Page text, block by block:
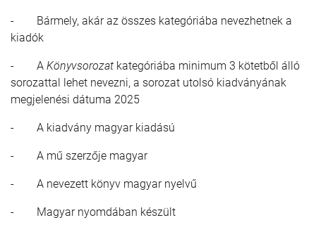
- Bármely, akár az összes kategóriába nevezhetnek a
kiadók
- A Könyvsorozat kategóriába minimum 3 kötetből álló
sorozattal lehet nevezni, a sorozat utolsó kiadványának
megjelenési dátuma 2025
- A kiadvány magyar kiadású
- A mű szerzője magyar
- A nevezett könyv magyar nyelvű
- Magyar nyomdában készült